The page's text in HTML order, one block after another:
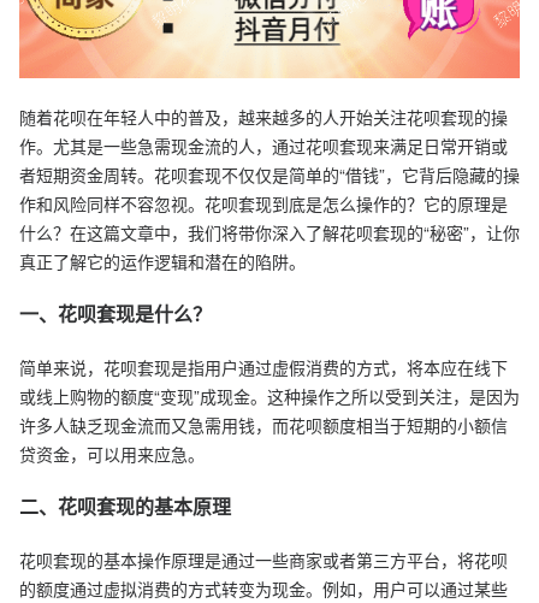
随着花呗在年轻人中的普及，越来越多的人开始关注花呗套现的操
作。尤其是一些急需现金流的人，通过花呗套现来满足日常开销或
者短期资金周转。花呗套现不仅仅是简单的“借钱”，它背后隐藏的操
作和风险同样不容忽视。花呗套现到底是怎么操作的？它的原理是
什么？在这篇文章中，我们将带你深入了解花呗套现的“秘密”，让你
真正了解它的运作逻辑和潜在的陷阱。
一、花呗套现是什么？
简单来说，花呗套现是指用户通过虚假消费的方式，将本应在线下
或线上购物的额度“变现”成现金。这种操作之所以受到关注，是因为
许多人缺乏现金流而又急需用钱，而花呗额度相当于短期的小额信
贷资金，可以用来应急。
二、花呗套现的基本原理
花呗套现的基本操作原理是通过一些商家或者第三方平台，将花呗
的额度通过虚拟消费的方式转变为现金。例如，用户可以通过某些